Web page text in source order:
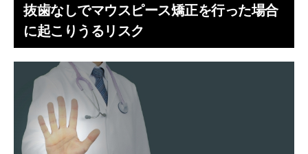
抜歯なしでマウスピース矯正を行った場合
に起こりうるリスク